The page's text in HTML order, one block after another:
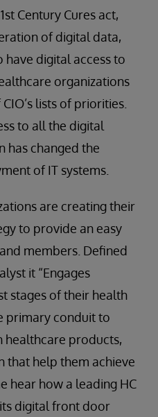
Century Cures act,
of digital data,
digital access to
organizations
lists of priorities.
to all the digital
has changed the
of IT systems.
are creating their
to provide an easy
members. Defined
it “Engages
stages of their health
primary conduit to
healthcare products,
that help them achieve
hear how a leading HC
digital front door